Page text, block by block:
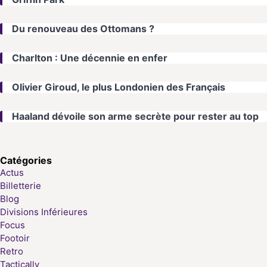
Du renouveau des Ottomans ?
Charlton : Une décennie en enfer
Olivier Giroud, le plus Londonien des Français
Haaland dévoile son arme secrète pour rester au top
Catégories
Actus
Billetterie
Blog
Divisions Inférieures
Focus
Footoir
Retro
Tactically